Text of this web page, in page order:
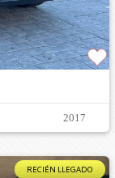
2017
RECIÉN LLEGADO